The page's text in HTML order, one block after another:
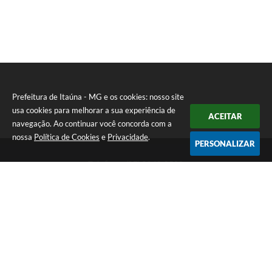
Prefeitura de Itaúna - MG e os cookies: nosso site
usa cookies para melhorar a sua experiência de
navegação. Ao continuar você concorda com a
nossa Política de Cookies e Privacidade.
ACEITAR
PERSONALIZAR
Telefone: (37) 3249-9500